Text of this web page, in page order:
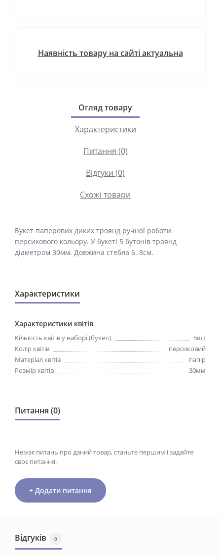
Наявність товару на сайті актуальна
Огляд товару
Характеристики
Питання (0)
Відгуки (0)
Схожі товари
Букет паперових диких троянд ручної роботи
персикового кольору. У букеті 5 бутонів троянд
діаметром 30мм. Довжина стебла 6..8см.
Характеристики
Характеристики квітів
Кількість квітів у наборі (букеті)
5шт
Колір квітів
персиковий
Матеріал квітів
папір
Розмір квітів
30мм
Питання (0)
Немає питань про даний товар, станьте першим і задайте
своє питання.
+ Додати питання
Відгуків 0